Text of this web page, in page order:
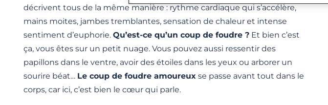
décrivent tous de la même manière : rythme cardiaque qui s’accélère,
mains moites, jambes tremblantes, sensation de chaleur et intense
sentiment d’euphorie. Qu’est-ce qu’un coup de foudre ? Et bien c’est
ça, vous êtes sur un petit nuage. Vous pouvez aussi ressentir des
papillons dans le ventre, avoir des étoiles dans les yeux ou arborer un
sourire béat… Le coup de foudre amoureux se passe avant tout dans le
corps, car ici, c’est bien le cœur qui parle.